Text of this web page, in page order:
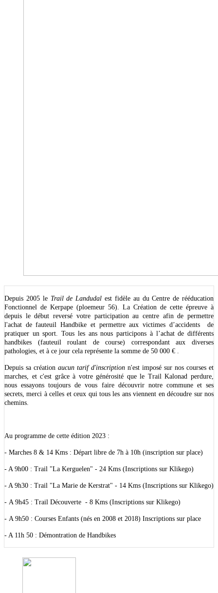
Depuis 2005 le Trail de Landudal est fidèle au du Centre de rééducation
Fonctionnel de Kerpape (ploemeur 56). La Création de cette épreuve à
depuis le début reversé votre participation au centre afin de permettre
l'achat de fauteuil Handbike et permettre aux victimes d’accidents de
pratiquer un sport. Tous les ans nous participons à l’achat de différents
handbikes (fauteuil roulant de course) correspondant aux diverses
pathologies, et à ce jour cela représente la somme de 50 000 € .
Depuis sa création aucun tarif d'inscription n'est imposé sur nos courses et
marches, et c'est grâce à votre générosité que le Trail Kalonad perdure,
nous essayons toujours de vous faire découvrir notre commune et ses
secrets, merci à celles et ceux qui tous les ans viennent en découdre sur nos
chemins.
Au programme de cette édition 2023 :
- Marches 8 & 14 Kms : Départ libre de 7h à 10h (inscription sur place)
- A 9h00 : Trail "La Kerguelen" - 24 Kms (Inscriptions sur Klikego)
- A 9h30 : Trail "La Marie de Kerstrat" - 14 Kms (Inscriptions sur Klikego)
- A 9h45 : Trail Découverte - 8 Kms (Inscriptions sur Klikego)
- A 9h50 : Courses Enfants (nés en 2008 et 2018) Inscriptions sur place
- A 11h 50 : Démontration de Handbikes